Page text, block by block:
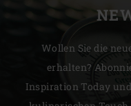
Wollen Sie die
erhalten?
Inspiration Today